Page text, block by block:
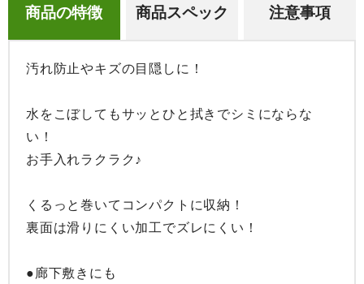
商品の特徴 商品スペック 注意事項
汚れ防止やキズの目隠しに！
水をこぼしてもサッとひと拭きでシミにならな
い！
お手入れラクラク♪
くるっと巻いてコンパクトに収納！
裏面は滑りにくい加工でズレにくい！
●廊下敷きにも